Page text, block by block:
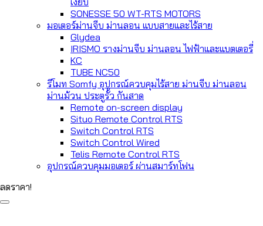
SONESSE 50 WT-RTS MOTORS
มอเตอร์ม่านจีบ ม่านลอน แบบสายและไร้สาย
Glydea
IRISMO รางม่านจีบ ม่านลอน ไฟฟ้าและแบตเตอรี่
KC
TUBE NC50
รีโมท Somfy อุปกรณ์ควบคุมไร้สาย ม่านจีบ ม่านลอน
ม่านม้วน ประตูรั้ว กันสาด
Remote on-screen display
Situo Remote Control RTS
Switch Control RTS
Switch Control Wired
Telis Remote Control RTS
อุปกรณ์ควบคุมมอเตอร์ ผ่านสมาร์ทโฟน
ลดราคา!